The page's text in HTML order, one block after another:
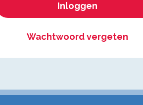
Inloggen
Wachtwoord vergeten